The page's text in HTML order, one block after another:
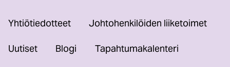
Yhtiötiedotteet Johtohenkilöiden liiketoimet
Uutiset Blogi Tapahtumakalenteri